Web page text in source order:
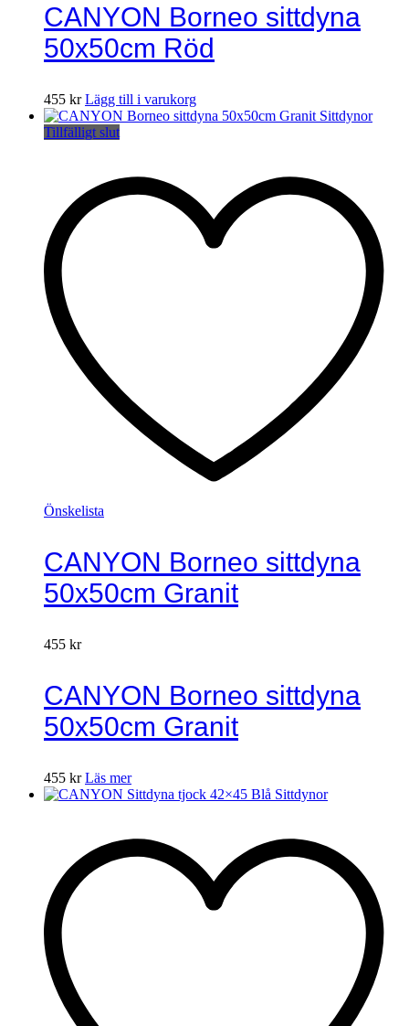
CANYON Borneo sittdyna
50x50cm Röd
455 kr Lägg till i varukorg
Tillfälligt slut
Önskelista
CANYON Borneo sittdyna
50x50cm Granit
455 kr
CANYON Borneo sittdyna
50x50cm Granit
455 kr Läs mer